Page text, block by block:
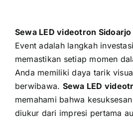
Sewa LED videotron Sidoarjo
Event adalah langkah
memastikan setiap momen
Anda memiliki daya tarik
berwibawa. Sewa LED
memahami bahwa
diukur dari impresi pertama